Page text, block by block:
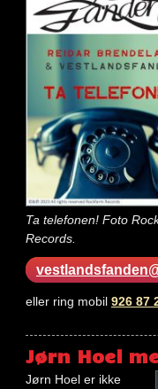
Ta telefonen! Foto
Records.
eller ring mobil 926 87
Jørn Hoel
Jørn Hoel er ikke